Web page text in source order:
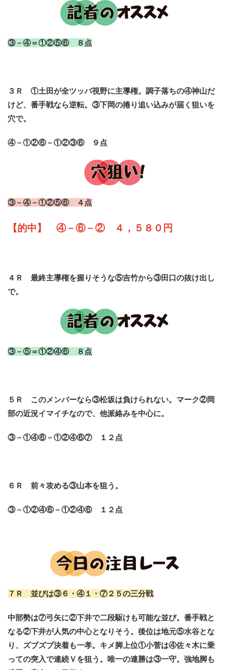
③－④＝①②⑤⑥ ８点
３Ｒ ①土田が全ツッパ視野に主導権。調子落ちの④神山だ
けど、番手戦なら逆転。③下岡の捲り追い込みが届く狙いを
穴で。
④－①②⑥－①②③⑥ ９点
③－④－①②⑤⑥ ４点
【的中】 ④－⑥－② ４，５８０円
４Ｒ 最終主導権を握りそうな⑤吉竹から③田口の抜け出し
で。
③－⑤＝①②④⑥ ８点
５Ｒ このメンバーなら③松坂は負けられない。マーク②岡
部の近況イマイチなので、他派絡みを中心に。
③－①④⑥－①②④⑥⑦ １２点
６Ｒ 前々攻める③山本を狙う 。
③－①②④⑥－①②④⑥ １２点
７Ｒ 並びは③６・④１・⑦２５の三分戦
中部勢は⑦弓矢に②下井で二段駆けも可能な並び。番手戦と
なる②下井が人気の中心となりそう。後位は地元⑤水谷とな
り、ズブズブ決着も一孝。キメ脚上位①小菅は④佐々木に乗
っての突入で連続Ｖを狙う。唯一の連勝は③一守。強地脚も